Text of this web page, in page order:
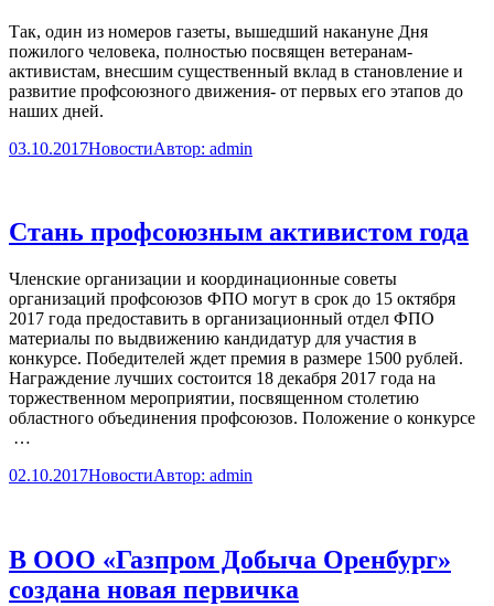
Так, один из номеров газеты, вышедший накануне Дня
пожилого человека, полностью посвящен ветеранам-
активистам, внесшим существенный вклад в становление и
развитие профсоюзного движения- от первых его этапов до
наших дней.
03.10.2017НовостиАвтор: admin
Стань профсоюзным активистом года
Членские организации и координационные советы
организаций профсоюзов ФПО могут в срок до 15 октября
2017 года предоставить в организационный отдел ФПО
материалы по выдвижению кандидатур для участия в
конкурсе. Победителей ждет премия в размере 1500 рублей.
Награждение лучших состоится 18 декабря 2017 года на
торжественном мероприятии, посвященном столетию
областного объединения профсоюзов. Положение о конкурсе
…
02.10.2017НовостиАвтор: admin
В ООО «Газпром Добыча Оренбург»
создана новая первичка